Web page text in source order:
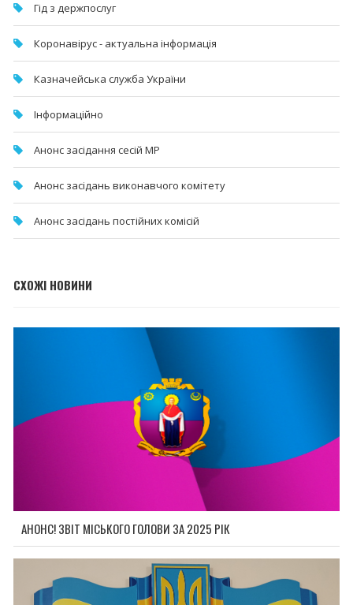
Гід з держпослуг
Коронавірус - актуальна інформація
Казначейська служба України
Інформаційно
Анонс засідання сесій МР
Анонс засідань виконавчого комітету
Анонс засідань постійних комісій
СХОЖІ НОВИНИ
АНОНС! ЗВІТ МІСЬКОГО ГОЛОВИ ЗА 2025 РІК